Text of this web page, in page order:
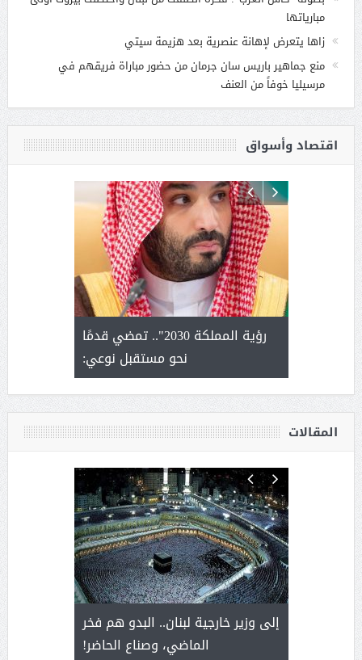
مبارياتها
زاها يتعرض لإهانة عنصرية بعد هزيمة سيتي
منع جماهير باريس سان جرمان من حضور مباراة فريقهم في
مرسيليا خوفاً من العنف
اقتصاد وأسواق
يحصل
رؤية المملكة 2030".. تمضي قدمًا
نحو مستقبل نوعي:
ورشة
المقالات
سلمان
إلى وزير خارجية لبنان.. البدو هم فخر
الماضي، وصناع الحاضر!
يحمل
من عشق